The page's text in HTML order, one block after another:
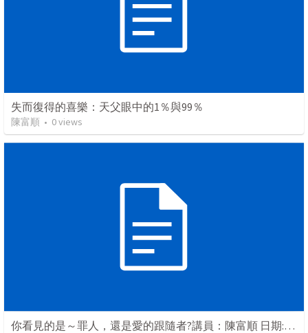
失而復得的喜樂：天父眼中的1％與99％
陳富順 • 0views
你看見的是～罪人，還是愛的跟隨者?講員：陳富順 日期:2026年月7日